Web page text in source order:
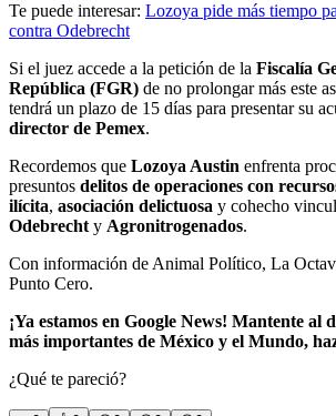
Te puede interesar: Lozoya pide más tiempo
contra Odebrecht
Si el juez accede a la petición de la Fiscalía
República (FGR) de no prolongar más este
tendrá un plazo de 15 días para presentar su
director de Pemex.
Recordemos que Lozoya Austin enfrenta
presuntos delitos de operaciones con
ilícita, asociación delictuosa y cohecho
Odebrecht y Agronitrogenados.
Con información de Animal Político, La
Punto Cero.
¡Ya estamos en Google News! Mantente al
más importantes de México y el Mundo,
¿Qué te pareció?